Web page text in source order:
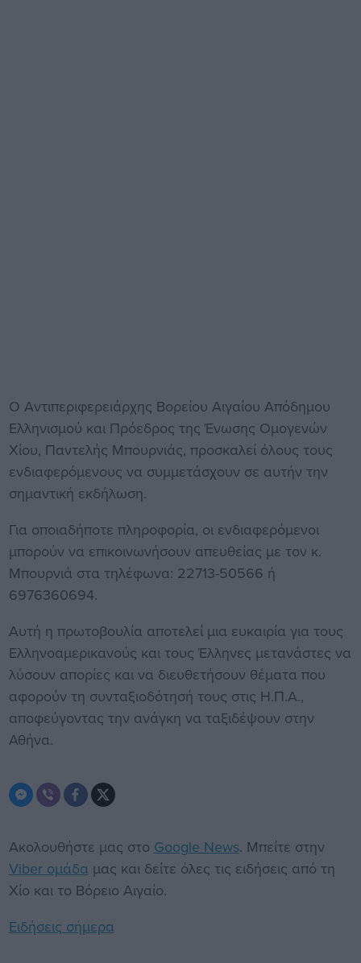
Ο Αντιπεριφερειάρχης Βορείου Αιγαίου Απόδημου
Ελληνισμού και Πρόεδρος της Ένωσης Ομογενών
Χίου, Παντελής Μπουρνιάς, προσκαλεί όλους τους
ενδιαφερόμενους να συμμετάσχουν σε αυτήν την
σημαντική εκδήλωση.
Για οποιαδήποτε πληροφορία, οι ενδιαφερόμενοι
μπορούν να επικοινωνήσουν απευθείας με τον κ.
Μπουρνιά στα τηλέφωνα: 22713-50566 ή
6976360694.
Αυτή η πρωτοβουλία αποτελεί μια ευκαιρία για τους
Ελληνοαμερικανούς και τους Έλληνες μετανάστες να
λύσουν απορίες και να διευθετήσουν θέματα που
αφορούν τη συνταξιοδότησή τους στις Η.Π.Α.,
αποφεύγοντας την ανάγκη να ταξιδέψουν στην
Αθήνα.
Ακολουθήστε μας στο Google News. Μπείτε στην
Viber ομάδα μας και δείτε όλες τις ειδήσεις από τη
Χίο και το Βόρειο Αιγαίο.
Ειδήσεις σήμερα